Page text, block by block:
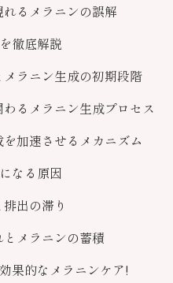
るメラニンの誤解
徹底解説
ラニン生成の初期段階
るメラニン生成プロセス
加速させるメカニズム
なる原因
出の滞り
メラニンの蓄積
果的なメラニンケア!